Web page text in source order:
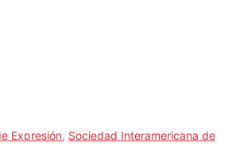
Expresión, Sociedad Interamericana de